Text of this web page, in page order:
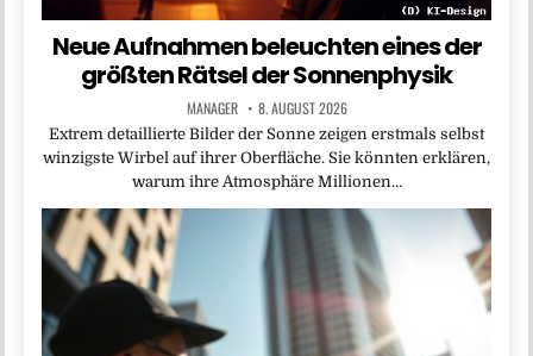
Neue Aufnahmen beleuchten eines der
größten Rätsel der Sonnenphysik
MANAGER 8. AUGUST 2026
Extrem detaillierte Bilder der Sonne zeigen erstmals selbst
winzigste Wirbel auf ihrer Oberfläche. Sie könnten erklären,
warum ihre Atmosphäre Millionen…